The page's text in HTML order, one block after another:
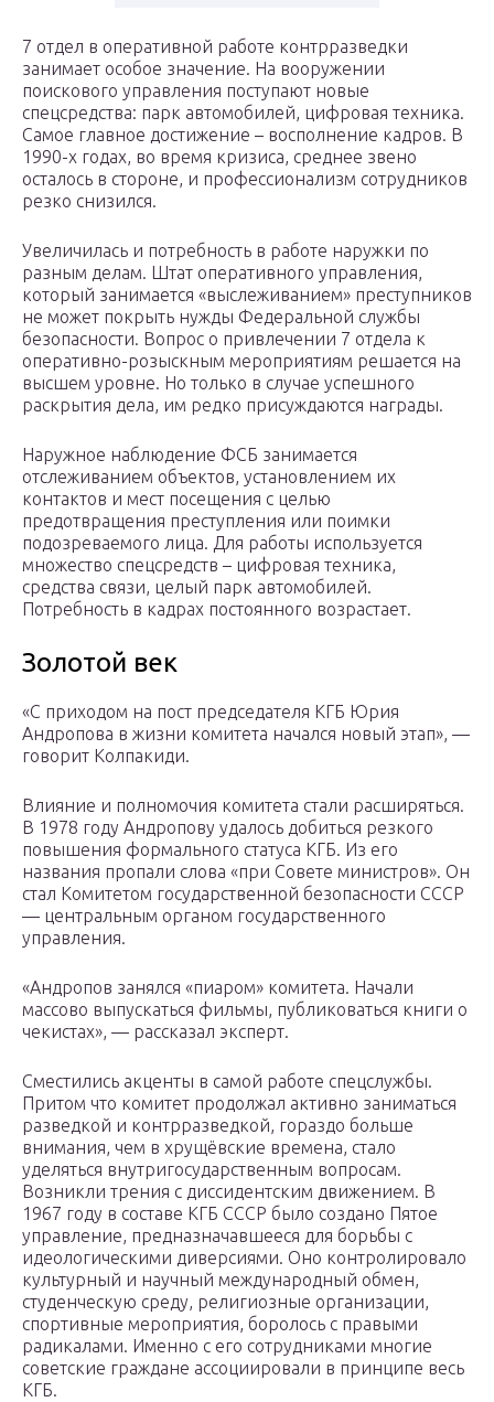
7 отдел в оперативной работе контрразведки
занимает особое значение. На вооружении
поискового управления поступают новые
спецсредства: парк автомобилей, цифровая техника.
Самое главное достижение – восполнение кадров. В
1990-х годах, во время кризиса, среднее звено
осталось в стороне, и профессионализм сотрудников
резко снизился.
Увеличилась и потребность в работе наружки по
разным делам. Штат оперативного управления,
который занимается «выслеживанием» преступников
не может покрыть нужды Федеральной службы
безопасности. Вопрос о привлечении 7 отдела к
оперативно-розыскным мероприятиям решается на
высшем уровне. Но только в случае успешного
раскрытия дела, им редко присуждаются награды.
Наружное наблюдение ФСБ занимается
отслеживанием объектов, установлением их
контактов и мест посещения с целью
предотвращения преступления или поимки
подозреваемого лица. Для работы используется
множество спецсредств – цифровая техника,
средства связи, целый парк автомобилей.
Потребность в кадрах постоянного возрастает.
Золотой век
«С приходом на пост председателя КГБ Юрия
Андропова в жизни комитета начался новый этап», —
говорит Колпакиди.
Влияние и полномочия комитета стали расширяться.
В 1978 году Андропову удалось добиться резкого
повышения формального статуса КГБ. Из его
названия пропали слова «при Совете министров». Он
стал Комитетом государственной безопасности СССР
— центральным органом государственного
управления.
«Андропов занялся «пиаром» комитета. Начали
массово выпускаться фильмы, публиковаться книги о
чекистах», — рассказал эксперт.
Сместились акценты в самой работе спецслужбы.
Притом что комитет продолжал активно заниматься
разведкой и контрразведкой, гораздо больше
внимания, чем в хрущёвские времена, стало
уделяться внутригосударственным вопросам.
Возникли трения с диссидентским движением. В
1967 году в составе КГБ СССР было создано Пятое
управление, предназначавшееся для борьбы с
идеологическими диверсиями. Оно контролировало
культурный и научный международный обмен,
студенческую среду, религиозные организации,
спортивные мероприятия, боролось с правыми
радикалами. Именно с его сотрудниками многие
советские граждане ассоциировали в принципе весь
КГБ.